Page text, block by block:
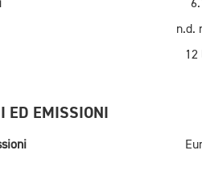
n.d.
ED EMISSIONI